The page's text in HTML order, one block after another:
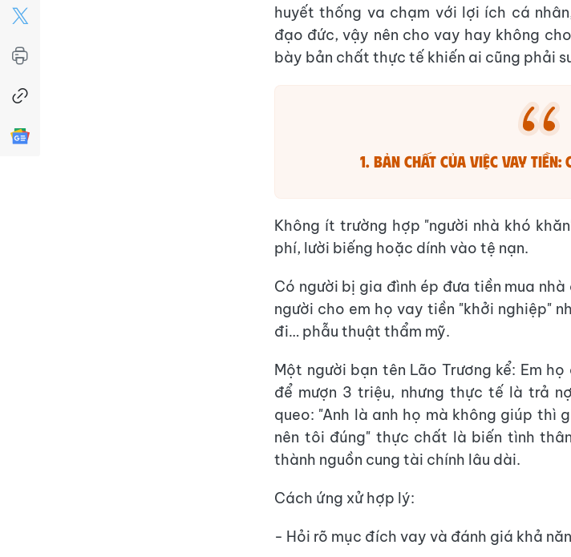
huyết thống va chạm với lợi ích cá
đạo đức, vậy nên cho vay hay không
bày bản chất thực tế khiến ai cũng phải
1. Bản chất của việc vay tiền:
Không ít trường hợp "người nhà khó
phí, lười biếng hoặc dính vào tệ nạn.
Có người bị gia đình ép đưa tiền mua
người cho em họ vay tiền "khởi nghiệp"
đi… phẫu thuật thẩm mỹ.
Một người bạn tên Lão Trương kể: Em
để mượn 3 triệu, nhưng thực tế là trả
queo: "Anh là anh họ mà không giúp thì
nên tôi đúng" thực chất là biến tình
thành nguồn cung tài chính lâu dài.
Cách ứng xử hợp lý:
- Hỏi rõ mục đích vay và đánh giá khả